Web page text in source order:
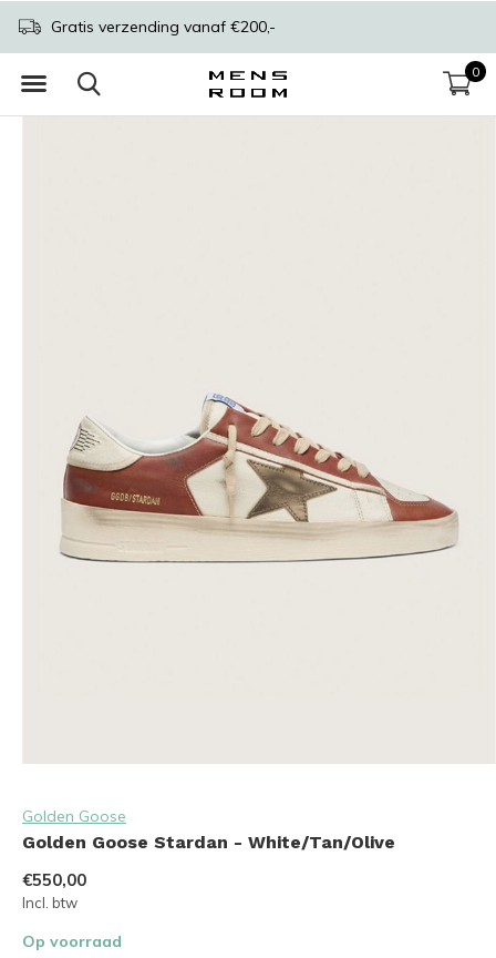
0
Gratis verzending vanaf €200,-
Golden Goose
Golden Goose Stardan - White/Tan/Olive
€550,00
Incl. btw
Op voorraad